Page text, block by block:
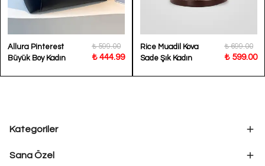
Allura Pinterest
Büyük Boy Kadın
₺ 599.00
₺ 444.99
Rice Muadil Kova
Sade Şık Kadın
₺ 699.00
₺ 599.00
Kategoriler
Sana Özel